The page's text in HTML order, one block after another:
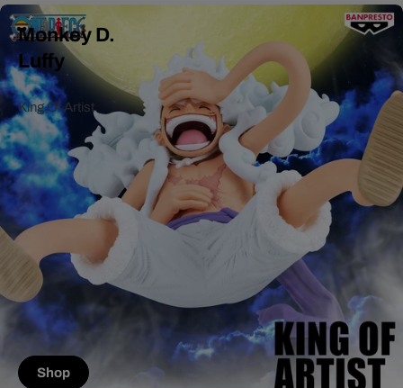
Monkey D.
Luffy
King Of Artist
Shop